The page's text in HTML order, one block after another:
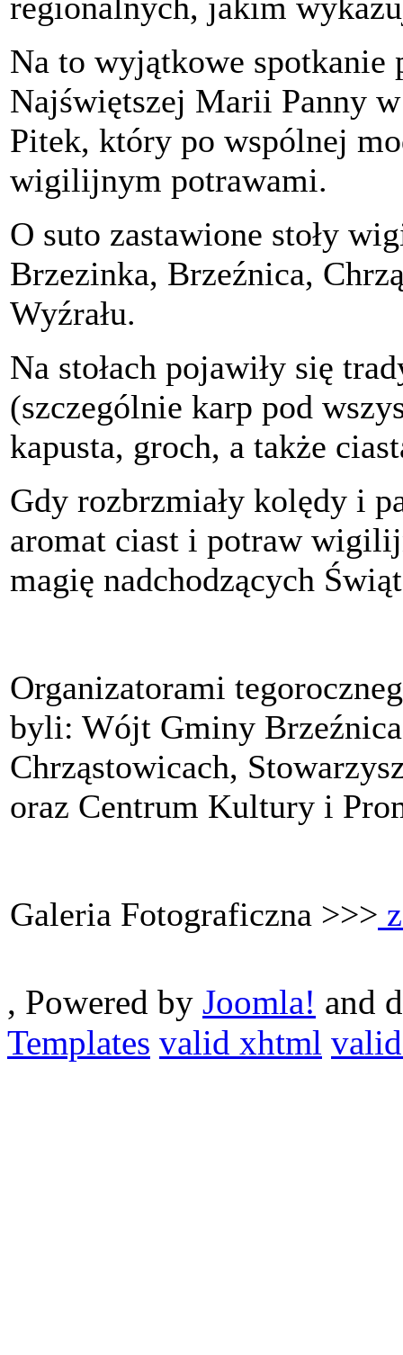
Na to wyjątkowe spotkanie
Najświętszej Marii Panny
Pitek, który po wspólnej
wigilijnym potrawami.
O suto zastawione stoły
Brzezinka, Brzeźnica,
Wyźrału.
Na stołach pojawiły się
(szczególnie karp pod
kapusta, groch, a także
Gdy rozbrzmiały kolędy i
aromat ciast i potraw
magię nadchodzących
Organizatorami
byli: Wójt Gminy
Chrząstowicach,
oraz Centrum Kultury i
Galeria Fotograficzna >>>
, Powered by Joomla! and
Templates valid xhtml